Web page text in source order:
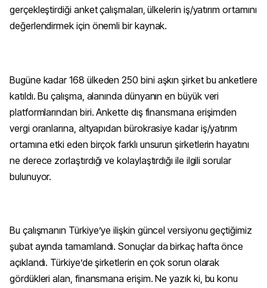
gerçekleştirdiği anket çalışmaları, ülkelerin iş/yatırım ortamını
değerlendirmek için önemli bir kaynak.
Bugüne kadar 168 ülkeden 250 bini aşkın şirket bu anketlere
katıldı. Bu çalışma, alanında dünyanın en büyük veri
platformlarından biri. Ankette dış finansmana erişimden
vergi oranlarına, altyapıdan bürokrasiye kadar iş/yatırım
ortamına etki eden birçok farklı unsurun şirketlerin hayatını
ne derece zorlaştırdığı ve kolaylaştırdığı ile ilgili sorular
bulunuyor.
Bu çalışmanın Türkiye’ye ilişkin güncel versiyonu geçtiğimiz
şubat ayında tamamlandı. Sonuçlar da birkaç hafta önce
açıklandı. Türkiye’de şirketlerin en çok sorun olarak
gördükleri alan, finansmana erişim. Ne yazık ki, bu konu